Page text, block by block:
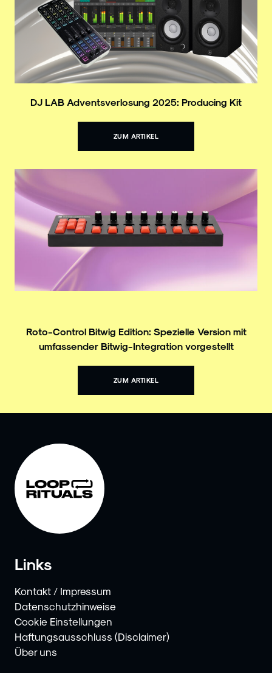
DJ LAB Adventsverlosung 2025: Producing Kit
ZUM ARTIKEL
Roto-Control Bitwig Edition: Spezielle Version mit
umfassender Bitwig-Integration vorgestellt
ZUM ARTIKEL
Links
Kontakt / Impressum
Datenschutzhinweise
Cookie Einstellungen
Haftungsausschluss (Disclaimer)
Über uns